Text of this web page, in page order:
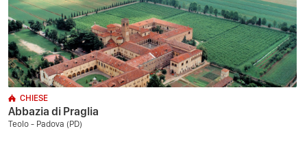
CHIESE
Abbazia di Praglia
Teolo - Padova (PD)